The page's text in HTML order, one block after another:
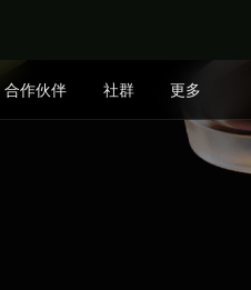
合作伙伴 社群 更多